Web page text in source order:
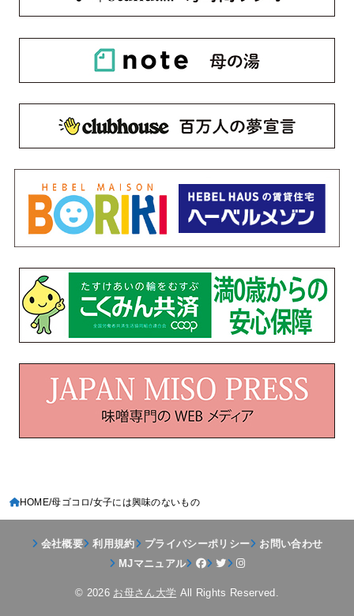
HOME 母ゴコロ 女子には興味のないもの
会社概要 利用規約 プライバシーポリシー
お問い合わせ
MJマニュアル
© 2026 お母さん大学 All Rights Reserved.